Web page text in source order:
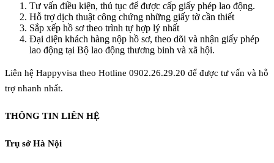
Tư vấn điều kiện, thủ tục để được cấp giấy phép lao động.
Hỗ trợ dịch thuật công chứng những giấy tờ cần thiết
Sắp xếp hồ sơ theo trình tự hợp lý nhất
Đại diện khách hàng nộp hồ sơ, theo dõi và nhận giấy phép
lao động tại Bộ lao động thương binh và xã hội.
Liên hệ Happyvisa theo Hotline 0902.26.29.20 để được tư vấn và hỗ
trợ nhanh nhất.
THÔNG TIN LIÊN HỆ
Trụ sở Hà Nội